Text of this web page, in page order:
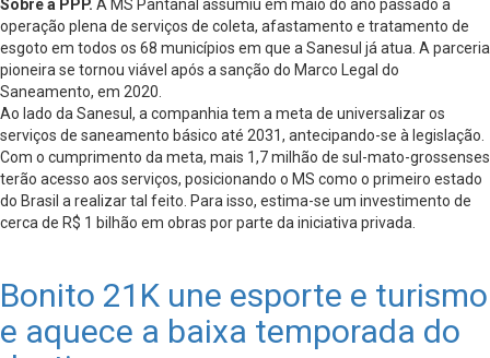
Sobre a PPP. A MS Pantanal assumiu em maio do ano passado a
operação plena de serviços de coleta, afastamento e tratamento de
esgoto em todos os 68 municípios em que a Sanesul já atua. A parceria
pioneira se tornou viável após a sanção do Marco Legal do
Saneamento, em 2020.
Ao lado da Sanesul, a companhia tem a meta de universalizar os
serviços de saneamento básico até 2031, antecipando-se à legislação.
Com o cumprimento da meta, mais 1,7 milhão de sul-mato-grossenses
terão acesso aos serviços, posicionando o MS como o primeiro estado
do Brasil a realizar tal feito. Para isso, estima-se um investimento de
cerca de R$ 1 bilhão em obras por parte da iniciativa privada.
Bonito 21K une esporte e turismo
e aquece a baixa temporada do